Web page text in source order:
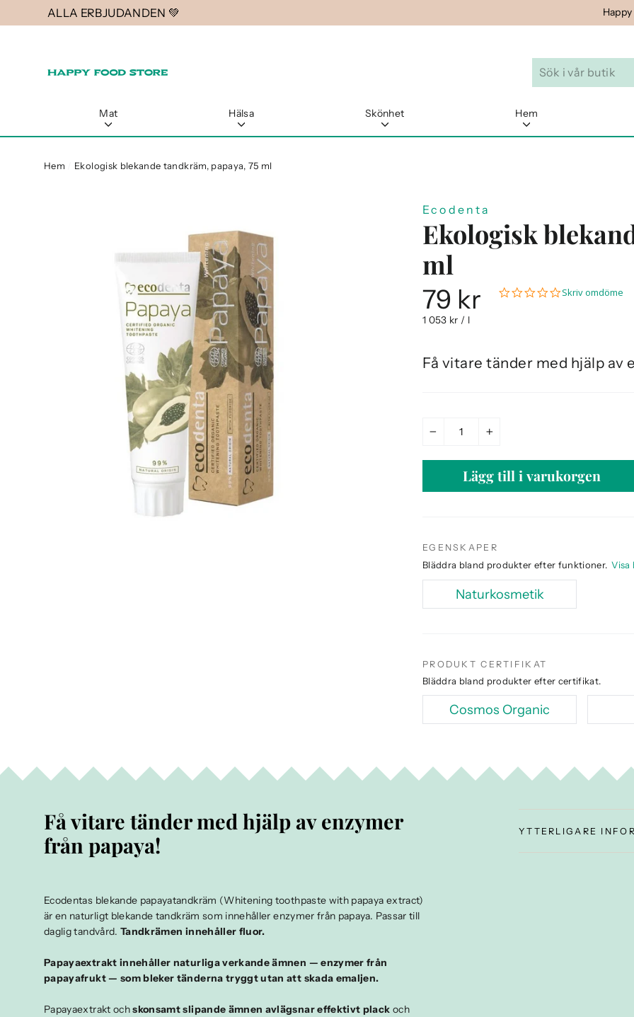
vidare
ALLA ERBJUDANDEN 💚
Mat Hälsa Skönhet Hem
Hem Ekologisk blekande tandkräm, papaya, 75 ml
Ecodenta
Ekologisk
ml
Ordinarie
pris
79 kr
1 053 kr / l
0.0
Skriv omdöme
Få vitare tänder med hjälp av
Lägg till i varukorgen
EGENSKAPER
Bläddra bland produkter efter funktioner. Visa
Naturkosmetik
PRODUKT CERTIFIKAT
Bläddra bland produkter efter certifikat.
Cosmos Organic
Få vitare tänder med hjälp av enzymer
från papaya!
Ecodentas blekande papayatandkräm (Whitening toothpaste with papaya extract)
är en naturligt blekande tandkräm som innehåller enzymer från papaya. Passar till
daglig tandvård. Tandkrämen innehåller fluor.
Papayaextrakt innehåller naturliga verkande ämnen — enzymer från
papayafrukt — som bleker tänderna tryggt utan att skada emaljen.
Papayaextrakt ochskonsamt slipande ämnen avlägsnar effektivt plack och
YTTERLIGARE